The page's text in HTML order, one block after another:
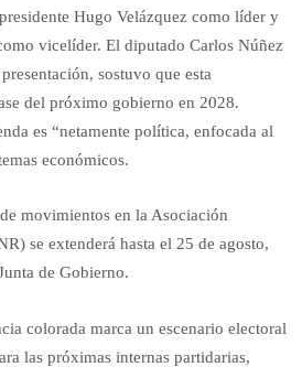
Hugo Velázquez como líder y
vicelíder. El diputado Carlos Núñez
sostuvo que esta
del próximo gobierno en 2028.
es “netamente política, enfocada al
económicos.
movimientos en la Asociación
se extenderá hasta el 25 de agosto,
de Gobierno.
colorada marca un escenario electoral
las próximas internas partidarias,